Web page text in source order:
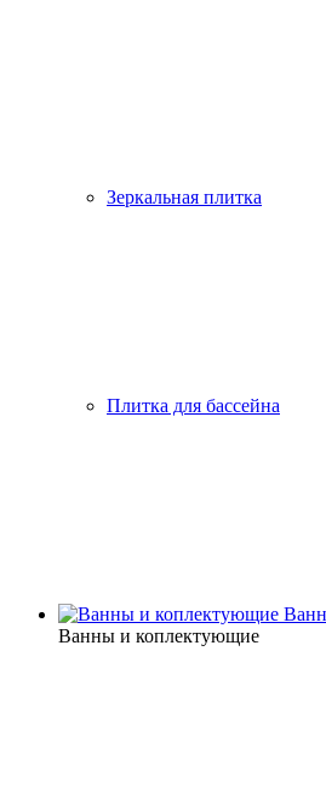
Зеркальная плитка
Плитка для бассейна
Ванны и коплектующие